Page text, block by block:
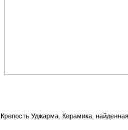
Крепость Уджарма. Керамика,